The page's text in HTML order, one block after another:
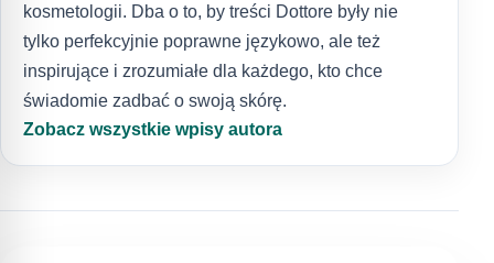
kosmetologii. Dba o to, by treści Dottore były nie
tylko perfekcyjnie poprawne językowo, ale też
inspirujące i zrozumiałe dla każdego, kto chce
świadomie zadbać o swoją skórę.
Zobacz wszystkie wpisy autora